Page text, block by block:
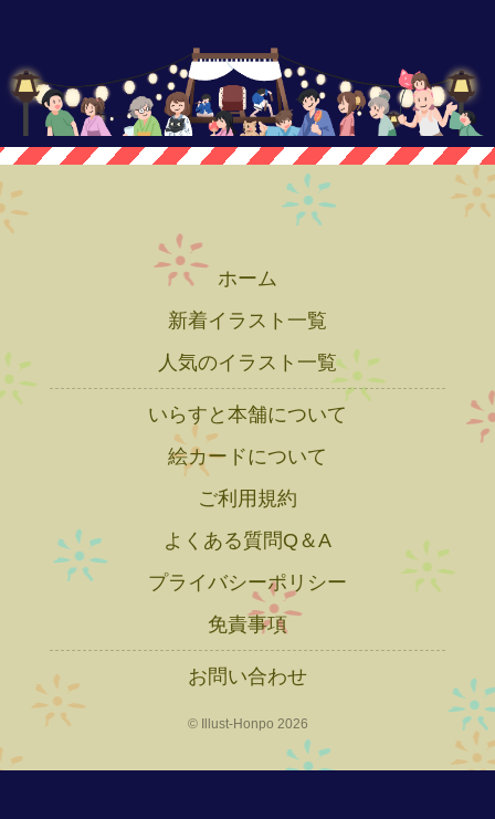
ホーム
新着イラスト一覧
人気のイラスト一覧
いらすと本舗について
絵カードについて
ご利用規約
よくある質問Q＆A
プライバシーポリシー
免責事項
お問い合わせ
© Illust-Honpo 2026